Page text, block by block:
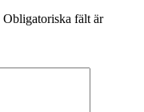
Obligatoriska fält är